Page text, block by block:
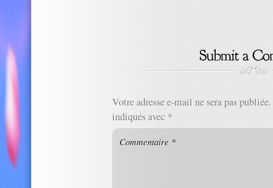
Votre adresse e-mail ne sera pas publiée.
indiqués avec *